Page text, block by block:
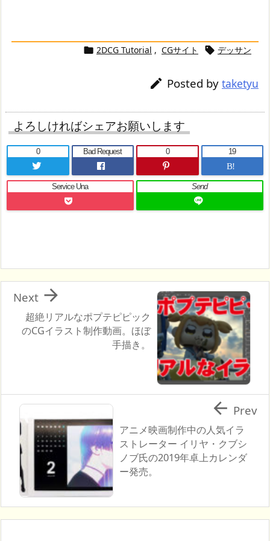
 2DCG Tutorial , CGサイト  デッサン
 Posted by taketyu
よろしければシェアお願いします
0 Bad Request
0
B!
19
Service Una Send
超絶リアルなポプテピピック
のCGイラスト制作動画。ほぼ
手描き。

Next
アニメ映画制作中の人気イラ
ストレーター イリヤ・クブシ
ノブ氏の2019年卓上カレンダ
ー発売。
 Prev